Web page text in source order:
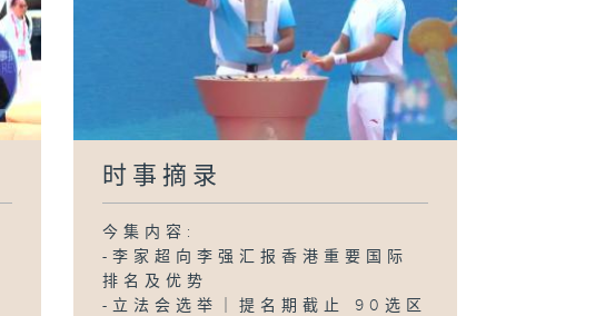
时事摘录
今集内容:
-李家超向李强汇报香港重要国际
排名及优势
-立法会选举｜提名期截止 90选区